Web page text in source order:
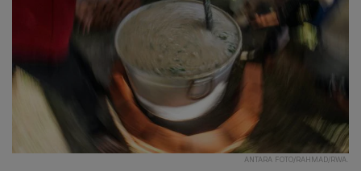
ANTARA FOTO/RAHMAD/RWA.